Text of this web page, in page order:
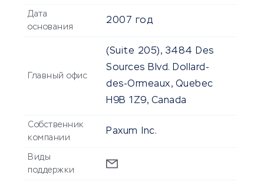
Дата
основания
2007 год
Главный офис
(Suite 205), 3484 Des
Sources Blvd. Dollard-
des-Ormeaux, Quebec
H9B 1Z9, Canada
Собственник
компании
Paxum Inc.
Виды
поддержки